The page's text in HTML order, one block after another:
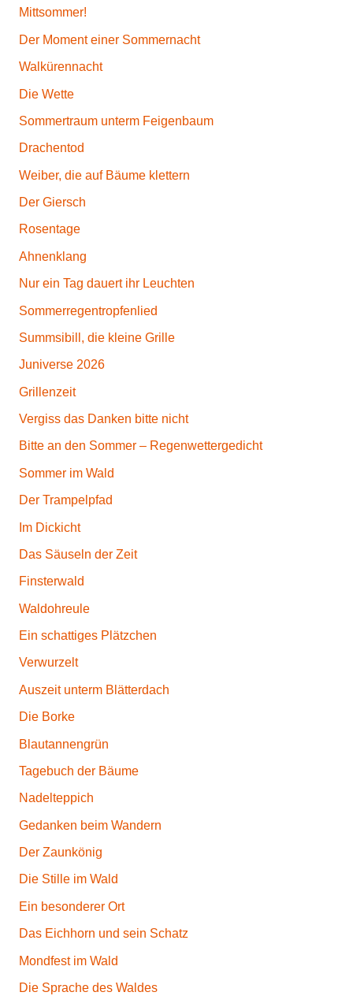
Mittsommer!
Der Moment einer Sommernacht
Walkürennacht
Die Wette
Sommertraum unterm Feigenbaum
Drachentod
Weiber, die auf Bäume klettern
Der Giersch
Rosentage
Ahnenklang
Nur ein Tag dauert ihr Leuchten
Sommerregentropfenlied
Summsibill, die kleine Grille
Juniverse 2026
Grillenzeit
Vergiss das Danken bitte nicht
Bitte an den Sommer – Regenwettergedicht
Sommer im Wald
Der Trampelpfad
Im Dickicht
Das Säuseln der Zeit
Finsterwald
Waldohreule
Ein schattiges Plätzchen
Verwurzelt
Auszeit unterm Blätterdach
Die Borke
Blautannengrün
Tagebuch der Bäume
Nadelteppich
Gedanken beim Wandern
Der Zaunkönig
Die Stille im Wald
Ein besonderer Ort
Das Eichhorn und sein Schatz
Mondfest im Wald
Die Sprache des Waldes